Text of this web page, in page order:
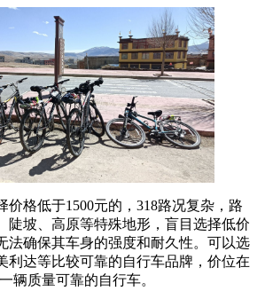
价格低于1500元的，318路况复杂，路
陡坡、高原等特殊地形，盲目选择低价
法确保其车身的强度和耐久性。可以选
利达等比较可靠的自行车品牌，价位在
辆质量可靠的自行车。